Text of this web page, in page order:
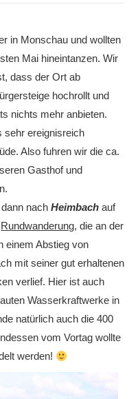
in Monschau und wollten
Mai hineintanzen. Wir
dass der Ort ab
hochrollt und
nichts mehr anbieten.
sehr ereignisreich
Also fuhren wir die ca.
Gasthof und
dann nachHeimbach auf
Rundwanderung, die an der
einem Abstieg von
mit seiner gut erhaltenen
verlief. Hier ist auch
Wasserkraftwerke in
natürlich auch die 400
vom Vortag wollte
werden!